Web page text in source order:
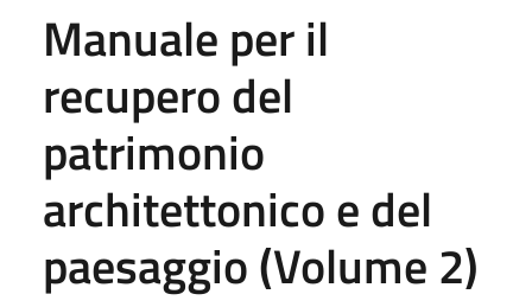
Manuale per il
recupero del
patrimonio
architettonico e del
paesaggio (Volume 2)